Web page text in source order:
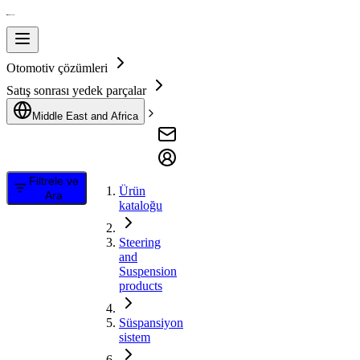
Otomotiv çözümleri
Satış sonrası yedek parçalar
Middle East and Africa
Filtrele ve
Ara
Ürün
kataloğu
Steering
and
Suspension
products
Süspansiyon
sistem